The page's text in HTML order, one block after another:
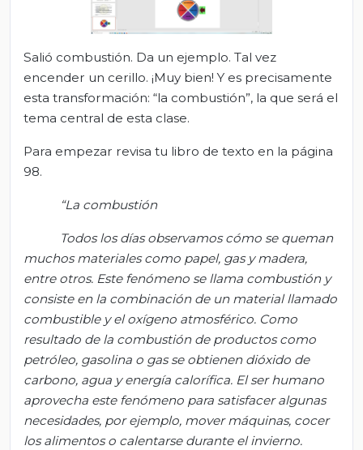
Salió combustión. Da un ejemplo. Tal vez
encender un cerillo. ¡Muy bien! Y es precisamente
esta transformación: “la combustión”, la que será el
tema central de esta clase.
Para empezar revisa tu libro de texto en la página
98.
“La combustión
Todos los días observamos cómo se queman
muchos materiales como papel, gas y madera,
entre otros. Este fenómeno se llama combustión y
consiste en la combinación de un material llamado
combustible y el oxígeno atmosférico. Como
resultado de la combustión de productos como
petróleo, gasolina o gas se obtienen dióxido de
carbono, agua y energía calorífica. El ser humano
aprovecha este fenómeno para satisfacer algunas
necesidades, por ejemplo, mover máquinas, cocer
los alimentos o calentarse durante el invierno.